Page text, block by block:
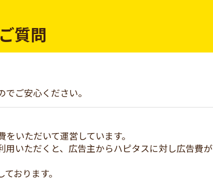
質問
ご安心ください。
いただいて運営しています。
いただくと、広告主からハピタスに対し広告費が
おります。